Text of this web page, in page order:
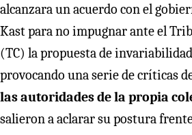
alcanzara un acuerdo con el
Kast para no impugnar ante el
(TC) la propuesta de
provocando una serie de críticas
las autoridades de la propia
salieron a aclarar su postura